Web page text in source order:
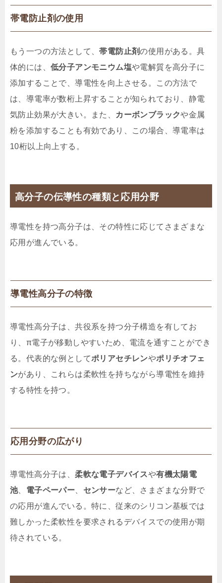
帯電防止剤の使用
もう一つの方法として、帯電防止剤の使用がある。具
体的には、 低分子アンモニウム塩や電解質を高分子に
添加することで、導電性を向上させる。この方法で
は、導電率が数桁上昇することが知られており、静電
気防止効果が大きい。また、
カーボンブラックや金属
粉を添加することも有効であり、この場合、導電率は
10桁以上向上する。
高分子の伝導性の種類と応用分野
導電性を持つ高分子は、その特性に応じてさまざまな
応用が進んでいる。
導電性高分子の特徴
導電性高分子は、共役系を持つ分子構造を有してお
り、π電子が移動しやすいため、電流を通すことができ
る。代表的な例としてポリアセチレンやポリチオフェ
ンがあり、これらは柔軟性を持ちながら導電性を維持
する特性を持つ。
応用分野の広がり
導電性高分子は、柔軟な電子デバイスや有機太陽電
池、 電子ペーパー センサーなど、さまざまな分野で
の応用が進んでいる。特に、従来のシリコン基板では
難しかった柔軟性を要求されるデバイスでの使用が期
待されている。